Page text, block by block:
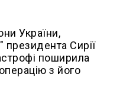
України,
президента Сирії
поширила
з його